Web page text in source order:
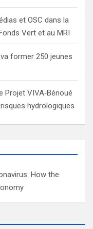
et OSC dans la
Vert et au MRI
former 250 jeunes
Projet VIVA‑Bénoué
hydrologiques
How the